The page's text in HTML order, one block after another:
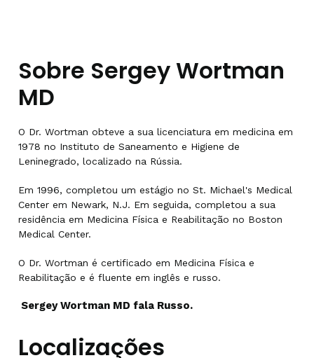
Sobre Sergey Wortman
MD
O Dr. Wortman obteve a sua licenciatura em medicina em
1978 no Instituto de Saneamento e Higiene de
Leninegrado, localizado na Rússia.
Em 1996, completou um estágio no St. Michael's Medical
Center em Newark, N.J. Em seguida, completou a sua
residência em Medicina Física e Reabilitação no Boston
Medical Center.
O Dr. Wortman é certificado em Medicina Física e
Reabilitação e é fluente em inglês e russo.
Sergey Wortman MD fala Russo.
Localizações